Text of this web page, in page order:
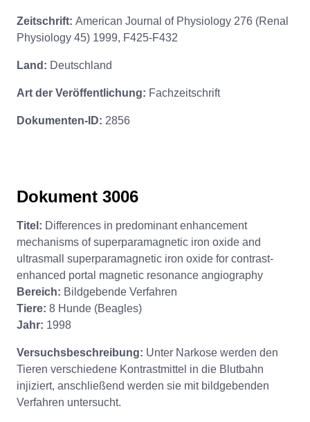
Zeitschrift: American Journal of Physiology 276 (Renal
Physiology 45) 1999, F425-F432
Land: Deutschland
Art der Veröffentlichung: Fachzeitschrift
Dokumenten-ID: 2856
Dokument 3006
Titel: Differences in predominant enhancement
mechanisms of superparamagnetic iron oxide and
ultrasmall superparamagnetic iron oxide for contrast-
enhanced portal magnetic resonance angiography
Bereich: Bildgebende Verfahren
Tiere: 8 Hunde (Beagles)
Jahr: 1998
Versuchsbeschreibung: Unter Narkose werden den
Tieren verschiedene Kontrastmittel in die Blutbahn
injiziert, anschließend werden sie mit bildgebenden
Verfahren untersucht.